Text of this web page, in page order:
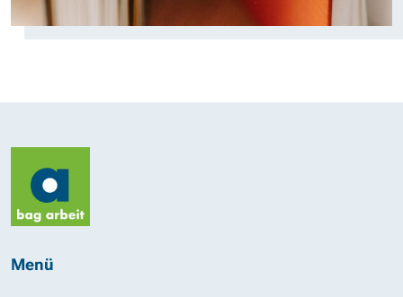
Menü